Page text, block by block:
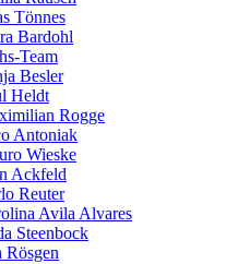
Tönnes
Bardohl
Team
Besler
Heldt
Rogge
Antoniak
Wieske
Ackfeld
Reuter
Avila Alvares
Steenbock
Rösgen